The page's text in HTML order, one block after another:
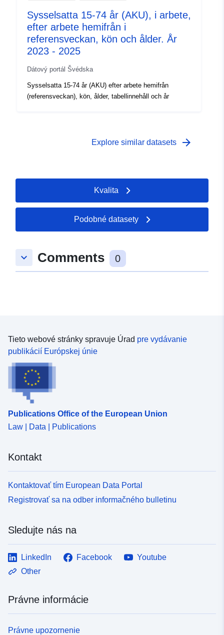
Sysselsatta 15-74 år (AKU), i arbete,
efter arbete hemifrån i
referensveckan, kön och ålder. År
2023 - 2025
Dátový portál Švédska
Sysselsatta 15-74 år (AKU) efter arbete hemifrån
(referensveckan), kön, ålder, tabellinnehåll och år
Explore similar datasets arrow_forward
Kvalita
Podobné datasety
keyboard_arrow_down Comments 0
Tieto webové stránky spravuje Úrad pre vydávanie
publikácií Európskej únie
Publications Office of the European Union
Law | Data | Publications
Kontakt
Kontaktovať tím European Data Portal
Registrovať sa na odber informačného bulletinu
Sledujte nás na
LinkedIn Facebook
Youtube
Other
Právne informácie
Právne upozornenie